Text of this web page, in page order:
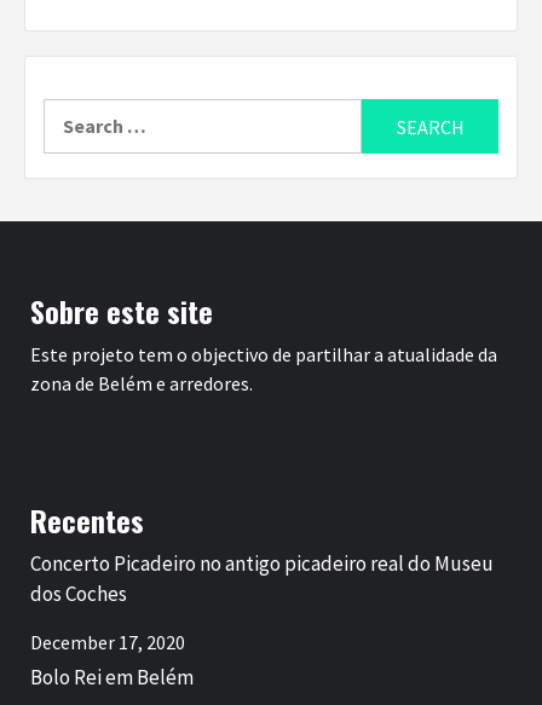
Sobre este site
Este projeto tem o objectivo de partilhar a atualidade da
zona de Belém e arredores.
Recentes
Concerto Picadeiro no antigo picadeiro real do Museu
dos Coches
December 17, 2020
Bolo Rei em Belém